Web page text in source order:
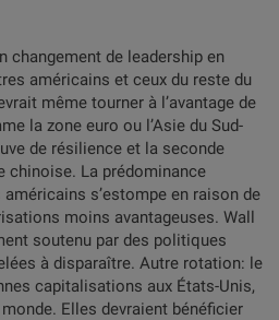
changement de leadership en
américains et ceux du reste du
même tourner à l’avantage de
la zone euro ou l’Asie du Sud-
de résilience et la seconde
chinoise. La prédominance
s’estompe en raison de
moins avantageuses. Wall
soutenu par des politiques
à disparaître. Autre rotation: le
capitalisations aux États-Unis,
Elles devraient bénéficier